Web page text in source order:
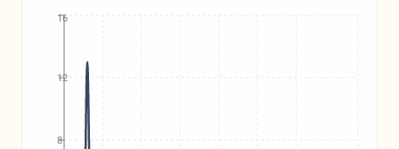
8
12
16